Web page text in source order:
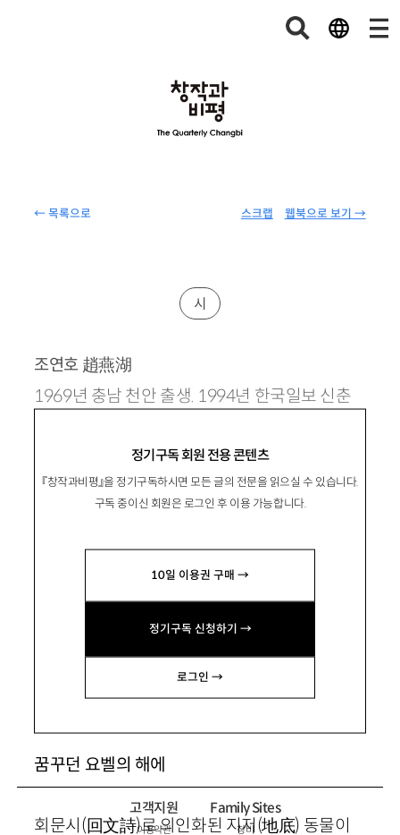
← 목록으로 웹북으로 보기 →
스크랩
정기구독 회원 전용 콘텐츠
『창작과비평』을 정기구독하시면 모든 글의 전문을 읽으실 수 있습니다.
구독 중이신 회원은 로그인 후 이용 가능합니다.
10일 이용권 구매 →
정기구독 신청하기 →
로그인 →
시
조연호 趙燕湖
1969년 충남 천안 출생. 1994년 한국일보 신춘
녁의 기원』 『죽음에 이르는 계절』 등이 있
음.aleph2100@hanmail.net
나 역시 아르카디아에서 쓸모없음을 줍
다
꿈꾸던 요벨의 해에
회문시(回文詩)로 의인화된 지저(地底) 동물이
고객지원
이용약관
Family Sites
창비